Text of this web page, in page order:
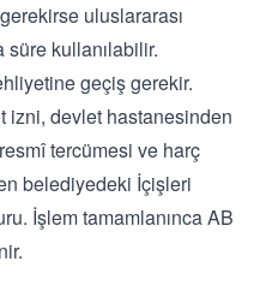
uluslararası
süre kullanılabilir.
geçiş gerekir.
izni, devlet hastanesinden
tercümesi ve harç
belediyedeki İçişleri
İşlem tamamlanınca AB